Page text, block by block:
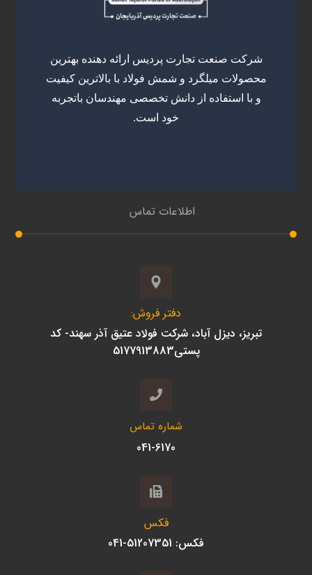
شرکت صنعت تجارت پردیس ارائه دهنده بهترین
محصولات میلگرد و شمش فولاد با بالاترین کیفیت
و با استفاده از دانش تخصصی مهندسان باتجربه
خود است.
اطلاعات تماس
دفتر فروش:
تبریز، دیزل آباد، شرکت فولاد عتیق آذر سهند- کد
پستی5177913883
شماره تماس
041-6170
فکس
فکس: 51207351-041